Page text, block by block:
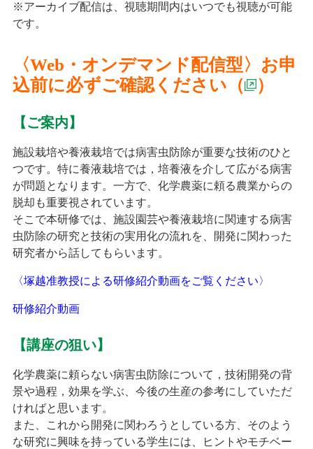
※アーカイブ配信は、視聴期間内はいつでも視聴が可能
です。
〈Web・オンデマンド配信型〉お申
込前に必ずご確認ください（
）
【ご案内】
施設栽培や養液栽培では病害虫防除が重要な技術のひと
つです。特に養液栽培では，培養液を介して広がる病害
が問題となります。一方で、化学農薬に頼る農業からの
脱却も重要視されています。
そこで本研修では、施設園芸や養液栽培に関連する病害
虫防除の研究と技術の実用化の流れを、開発に関わった
研究者から話してもらいます。
〈塚越准教授による研修紹介動画をご覧ください〉
研修紹介動画
【講座の狙い】
化学農薬に頼らない病害虫防除について，技術開発の背
景や過程，効果を学ぶ、今後の生産の参考にしていただ
ければと思います。
また、これから開発に関わろうとしている方、そのよう
な研究に興味を持っている学生には、ヒントやモチベー